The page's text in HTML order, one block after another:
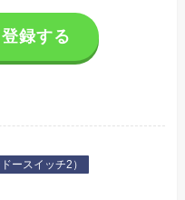
録する
ースイッチ2）